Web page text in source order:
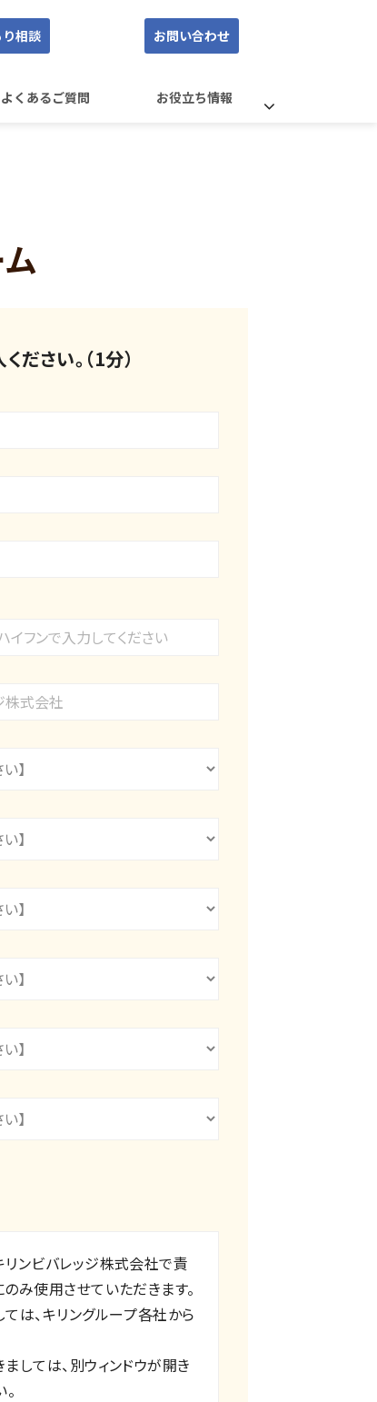
相談 お問い合わせ
よくあるご質問 お役立ち情報
ださい。（1分）
ンビバレッジ株式会社で責
み使用させていただきます。
は、キリングループ各社から
しては、別ウィンドウが開き